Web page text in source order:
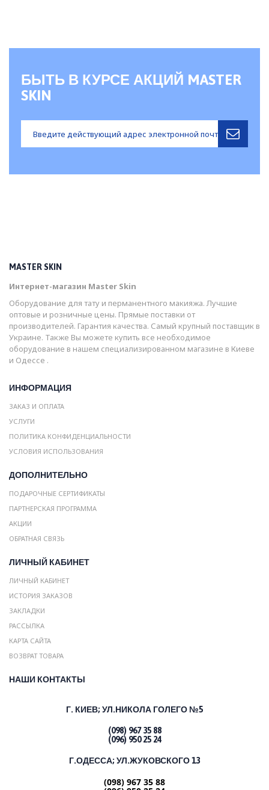
БЫТЬ В КУРСЕ АКЦИЙ MASTER
SKIN
MASTER SKIN
Интернет-магазин Master Skin
Оборудование для тату и перманентного макияжа. Лучшие
оптовые и розничные цены. Прямые поставки от
производителей. Гарантия качества. Самый крупный поставщик в
Украине. Также Вы можете купить все необходимое
оборудование в нашем специализированном магазине в Киеве
и Одессе .
ИНФОРМАЦИЯ
ЗАКАЗ И ОПЛАТА
УСЛУГИ
ПОЛИТИКА КОНФИДЕНЦИАЛЬНОСТИ
УСЛОВИЯ ИСПОЛЬЗОВАНИЯ
ДОПОЛНИТЕЛЬНО
ПОДАРОЧНЫЕ СЕРТИФИКАТЫ
ПАРТНЕРСКАЯ ПРОГРАММА
АКЦИИ
ОБРАТНАЯ СВЯЗЬ
ЛИЧНЫЙ КАБИНЕТ
ЛИЧНЫЙ КАБИНЕТ
ИСТОРИЯ ЗАКАЗОВ
ЗАКЛАДКИ
РАССЫЛКА
КАРТА САЙТА
ВОЗВРАТ ТОВАРА
НАШИ КОНТАКТЫ
Г. КИЕВ; УЛ.НИКОЛА ГОЛЕГО №5
(098) 967 35 88
(096) 950 25 24
Г.ОДЕССА; УЛ.ЖУКОВСКОГО 13
(098) 967 35 88